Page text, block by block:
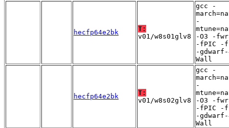
hecfp64e2bk
T:
v01/w8s01glv8
gcc -
-
-O3 -
-fPIC -
-
Wall
hecfp64e2bk
T:
v01/w8s02glv8
gcc -
-
-O3 -
-fPIC -
-
Wall